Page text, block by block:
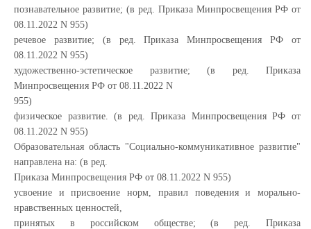
познавательное развитие; (в ред. Приказа Минпросвещения РФ от
08.11.2022 N 955)
речевое развитие; (в ред. Приказа Минпросвещения РФ от
08.11.2022 N 955)
художественно-эстетическое развитие; (в ред. Приказа
Минпросвещения РФ от 08.11.2022 N
955)
физическое развитие. (в ред. Приказа Минпросвещения РФ от
08.11.2022 N 955)
Образовательная область "Социально-коммуникативное развитие"
направлена на: (в ред.
Приказа Минпросвещения РФ от 08.11.2022 N 955)
усвоение и присвоение норм, правил поведения и морально-
нравственных ценностей,
принятых в российском обществе; (в ред. Приказа